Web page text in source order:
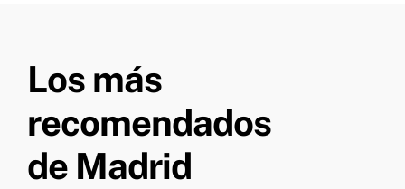
Los más
recomendados
de Madrid